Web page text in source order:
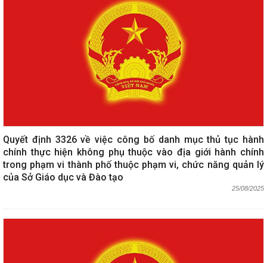
Quyết định 3326 về việc công bố danh mục thủ tục hành
chính thực hiện không phụ thuộc vào địa giới hành chính
trong phạm vi thành phố thuộc phạm vi, chức năng quản lý
của Sở Giáo dục và Đào tạo
25/08/2025